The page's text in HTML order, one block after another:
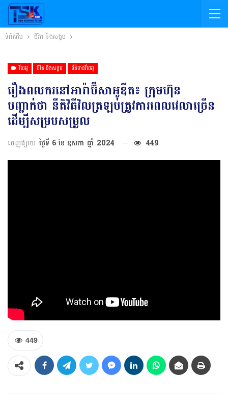
ទំព័រដើម ជីវិត និងសង្គម
វីដេអូ ជីវិត និងសង្គម ព័ត៌មានវីដេអូ
រឿងពលករនៅអារ៉ាប៊ីសាអូឌីត៖ ក្រុមហ៊ុន
បញ្ជាក់ថា នីតិវិធីវិលត្រឡប់ត្រូវការពេលវេលាច្រើន
ដើម្បីសម្របសម្រួល
ចេញផ្សាយ ថ្ងៃទី 6 ខែ ឧសភា ឆ្នាំ 2024 449
449